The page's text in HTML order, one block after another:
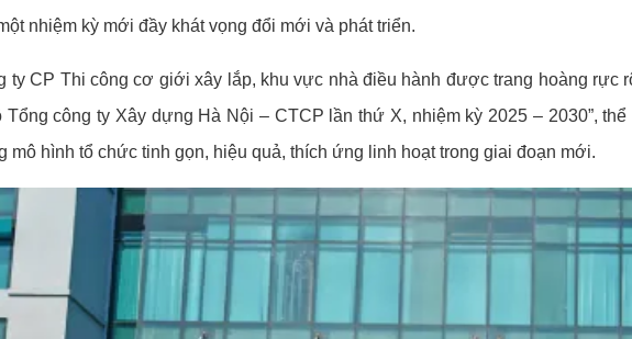
nhiệm kỳ mới đầy khát vọng đổi mới và phát triển.
ty CP Thi công cơ giới xây lắp, khu vực nhà điều hành được trang hoàng rực
công ty Xây dựng Hà Nội – CTCP lần thứ X, nhiệm kỳ 2025 – 2030”,
mô hình tổ chức tinh gọn, hiệu quả, thích ứng linh hoạt trong giai đoạn mới.